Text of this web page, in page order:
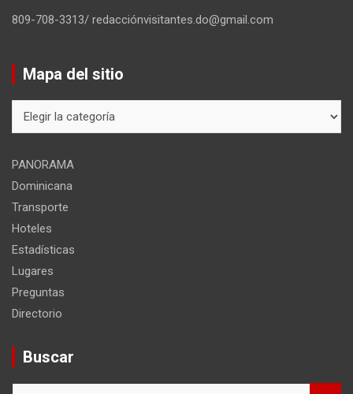
809-708-3313/ redacciónvisitantes.do@gmail.com
Mapa del sitio
del
PANORAMA
Dominicana
Transporte
Hoteles
Estadísticas
Lugares
Preguntas
Directorio
Buscar